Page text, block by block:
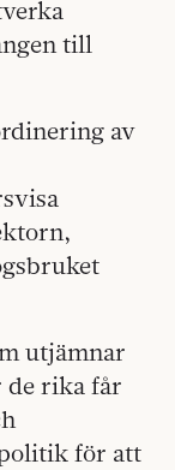
till
av
utjämnar
de rika får
för att